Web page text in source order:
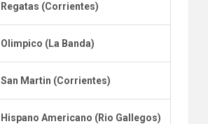
Regatas (Corrientes)
Olimpico (La Banda)
San Martin (Corrientes)
Hispano Americano (Rio Gallegos)